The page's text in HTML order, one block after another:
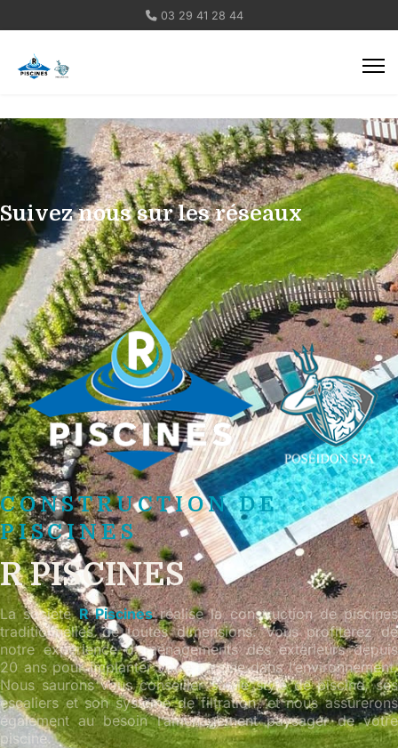
03 29 41 28 44
Suivez nous sur les réseaux
CONSTRUCTION DE
PISCINES
R PISCINES
La sociétéR Piscinesréalise la construction de piscines
traditionnelles de toutes dimensions. Vous profiterez de
notre expérience d’aménagements des extérieurs depuis
20 ans pour implanter votre piscine dans l’environnement.
Nous saurons vous conseiller sur le style de piscine, ses
escaliers et son système de filtration, et nous assurerons
également au besoin l’aménagement paysager de votre
piscine.